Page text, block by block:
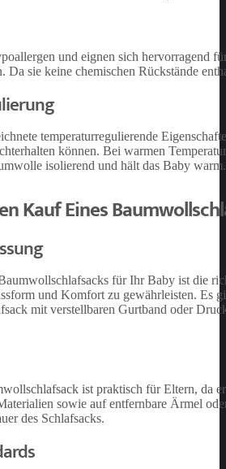
und eignen sich hervorragend
Da sie keine chemischen Rückstände
temperaturregulierende
können. Bei warmen
isolierend und hält das Baby warm.
Kauf Eines
für Ihr Baby ist die
und Komfort zu gewährleisten. Es
mit verstellbaren Gurtband oder
ist praktisch für Eltern, da
sowie auf entfernbare Ärmel
des Schlafsacks.